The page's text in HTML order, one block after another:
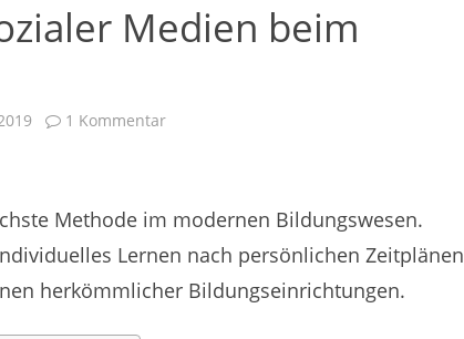
Medien beim
1 Kommentarzu
Online-
Lernen
Methode im modernen Bildungswesen.
Lernen nach persönlichen Zeitplänen
herkömmlicher Bildungseinrichtungen.